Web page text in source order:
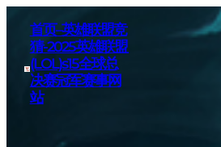
首页–英雄联盟竞
猜-2025英雄联盟
(LOL)s15全球总
决赛冠军赛事网
站